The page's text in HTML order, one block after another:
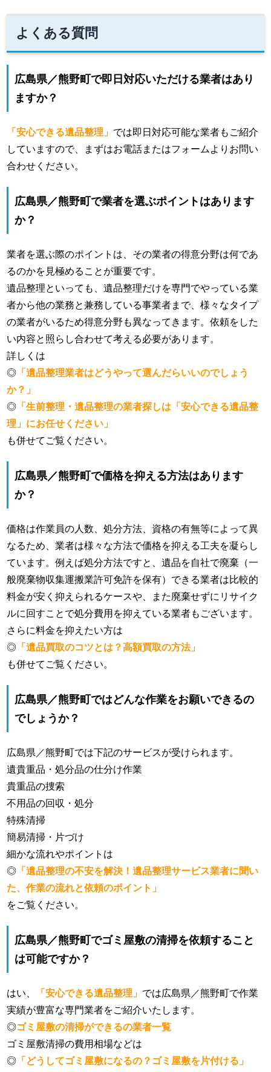
よくある質問
広島県／熊野町で即日対応いただける業者はあり
ますか？
「安心できる遺品整理」 では即日対応可能な業者もご紹介
していますので、まずはお電話またはフォームよりお問い
合わせください。
広島県／熊野町で業者を選ぶポイントはあります
か？
業者を選ぶ際のポイントは、その業者の得意分野は何であ
るのかを見極めることが重要です。
遺品整理といっても、遺品整理だけを専門でやっている業
者から他の業務と兼務している事業者まで、様々なタイプ
の業者がいるため得意分野も異なってきます。依頼をした
い内容と照らし合わせて考える必要があります。
詳しくは
◎ 「遺品整理業者はどうやって選んだらいいのでしょう
か？」
◎ 「生前整理・遺品整理の業者探しは「安心できる遺品整
理」にお任せください」
も併せてご覧ください。
広島県／熊野町で価格を抑える方法はあります
か？
価格は作業員の人数、処分方法、資格の有無等によって異
なるため、業者は様々な方法で価格を抑える工夫を凝らし
ています。例えば処分方法ですと、遺品を自社で廃棄（一
般廃棄物収集運搬業許可免許を保有）できる業者は比較的
料金が安く抑えられるケースや、また廃棄せずにリサイク
ルに回すことで処分費用を抑えている業者もございます。
さらに料金を抑えたい方は
◎ 「遺品買取のコツとは？高額買取の方法」
も併せてご覧ください。
広島県／熊野町ではどんな作業をお願いできるの
でしょうか？
広島県／熊野町では下記のサービスが受けられます。
遺貴重品・処分品の仕分け作業
貴重品の捜索
不用品の回収・処分
特殊清掃
簡易清掃・片づけ
細かな流れやポイントは
◎ 「遺品整理の不安を解決！遺品整理サービス業者に聞い
た、作業の流れと依頼のポイント」
をご覧ください。
広島県／熊野町でゴミ屋敷の清掃を依頼すること
は可能ですか？
はい、 「安心できる遺品整理」 では広島県／熊野町で作業
実績が豊富な専門業者をご紹介いたします。
◎ゴミ屋敷の清掃ができるの業者一覧
ゴミ屋敷清掃の費用相場などは
◎ 「どうしてゴミ屋敷になるの？ゴミ屋敷を片付ける」